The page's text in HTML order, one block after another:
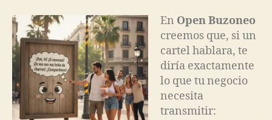
En Open Buzoneo
creemos que, si un
cartel hablara, te
diría exactamente
lo que tu negocio
necesita
transmitir: